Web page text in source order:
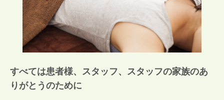
すべては患者様、スタッフ、スタッフの家族のあ
りがとうのために